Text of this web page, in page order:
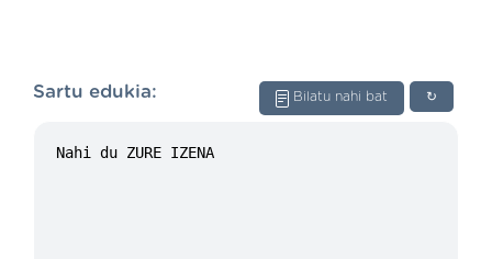
↻
Bilatu nahi bat
Sartu edukia: